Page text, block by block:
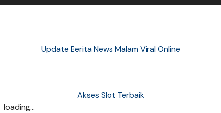
Update Berita News Malam Viral Online
Akses Slot Terbaik
loading...